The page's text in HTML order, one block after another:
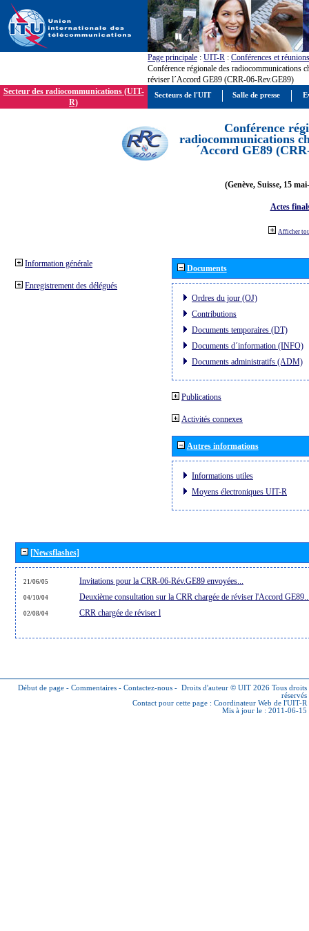
Page principale : UIT-R : Conférences et réunions
Conférence régionale des radiocommunications
réviser l´Accord GE89 (CRR-06-Rev.GE89)
Secteur des radiocommunications (UIT-
R)
Conférence
radiocommunications
´Accord GE89
(Genève, Suisse, 15
Actes
Afficher
Information générale
Enregistrement des délégués
Documents
Ordres du jour (OJ)
Contributions
Documents temporaires (DT)
Documents d´information (INFO)
Documents administratifs (ADM)
Publications
Activités connexes
Autres informations
Informations utiles
Moyens électroniques UIT-R
[Newsflashes]
21/06/05 Invitations pour la CRR-06-Rév.GE89 envoyées...
04/10/04 Deuxième consultation sur la CRR chargée de réviser l'Accord
02/08/04 CRR chargée de réviser l
Début de page - Commentaires - Contactez-nous - Droits d'auteur © UIT 2026 Tous droits
réservés
Contact pour cette page : Coordinateur Web de l'UIT-R
Mis à jour le : 2011-06-15
Secteurs de l'UIT Salle de presse